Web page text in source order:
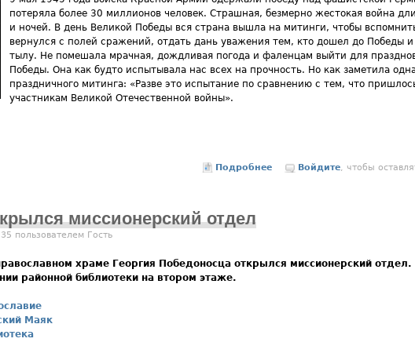
потеряла более 30 миллионов человек. Страшная, безмерно жестокая война
и ночей. В день Великой Победы вся страна вышла на митинги, чтобы
вернулся с полей сражений, отдать дань уважения тем, кто дошел до Победы и
тылу. Не помешала мрачная, дождливая погода и фаленцам выйти для
Победы. Она как будто испытывала нас всех на прочность. Но как заметила
праздничного митинга: «Разве это испытание по сравнению с тем, что
участникам Великой Отечественной войны».
Подробнее о Всем миром, всем
Войдите, чтобы
миссионерский отдел
пользователем Гость
храме Георгия Победоносца открылся миссионерский отдел.
районной библиотеки на втором этаже.
Маяк